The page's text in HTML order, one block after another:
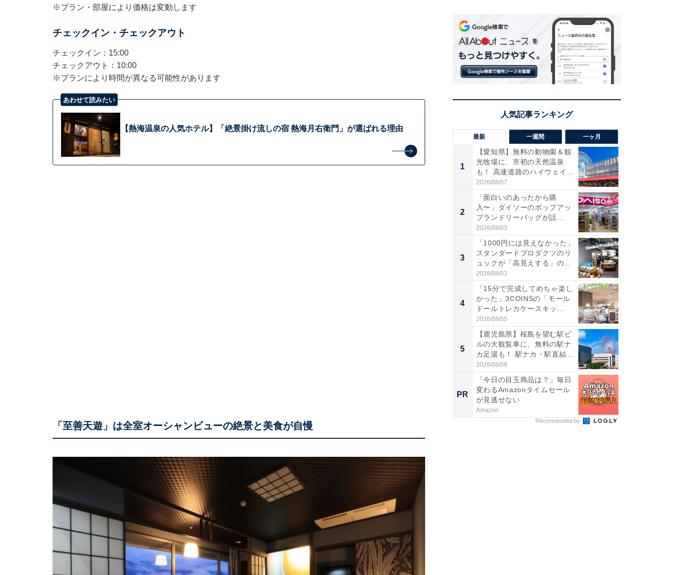
※プラン・部屋により価格は変動します
チェックイン・チェックアウト
チェックイン：15:00
チェックアウト：10:00
※プランにより時間が異なる可能性があります
あわせて読みたい
【熱海温泉の人気ホテル】「絶景掛け流しの宿 熱海月右衛門」が選ばれる理由
「至善天遊」は全室オーシャンビューの絶景と美食が自慢
最新 一週間 一ヶ月
1
【愛知県】無料の動物園＆観
光牧場に、市初の天然温泉
も！ 高速道路のハイウェイオ
ア...
2026/08/07
2
「面白いのあったから購
入〜」ダイソーのポップアッ
プランドリーバッグが話
題。“さま...
2026/08/03
3
「1000円には見えなかった」
スタンダードプロダクツのリ
ュックが「高見えする」の...
2026/08/03
4
「15分で完成してめちゃ楽し
かった」3COINSの「モール
ドールトレカケースキッ...
2026/08/05
5
【鹿児島県】桜島を望む駅ビ
ルの大観覧車に、無料の駅ナ
カ足湯も！ 駅ナカ・駅直結
ス...
2026/08/08
PR
「今日の目玉商品は？」毎日
変わるAmazonタイムセール
が見逃せない
Amazon
Recommended by